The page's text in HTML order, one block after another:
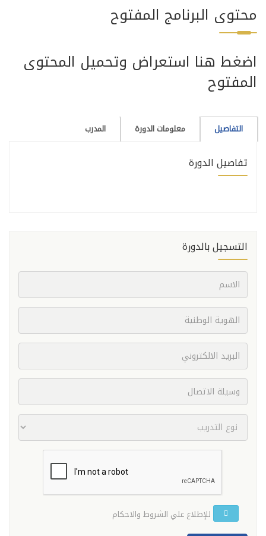
محتوى البرنامج المفتوح
اضغط هنا استعراض وتحميل المحتوى
المفتوح
التفاصيل معلومات الدورة المدرب
تفاصيل الدورة
التسجيل بالدورة
للإطلاع علي الشروط والاحكام